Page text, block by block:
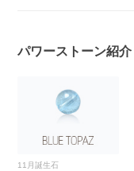
パワーストーン紹介
11月誕生石